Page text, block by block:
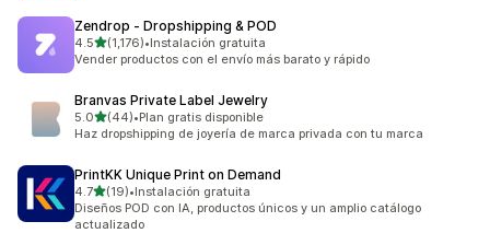
Zendrop ‑ Dropshipping & POD
4.5de 5 estrellas
(1,176)
1176 reseñas en total
•Instalación gratuita
Vender productos con el envío más barato y rápido
Branvas Private Label Jewelry
5.0de 5 estrellas
(44)
44 reseñas en total
•Plan gratis disponible
Haz dropshipping de joyería de marca privada con tu marca
PrintKK Unique Print on Demand
4.7de 5 estrellas
(19)
19 reseñas en total
•Instalación gratuita
Diseños POD con IA, productos únicos y un amplio catálogo
actualizado